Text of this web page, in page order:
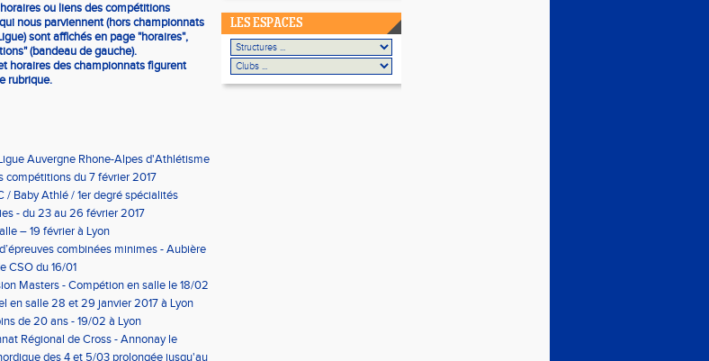
ou liens des compétitions
nous parviennent (hors championnats
sont affichés en page "horaires",
(bandeau de gauche).
horaires des championnats figurent
rubrique.
Auvergne Rhone-Alpes d'Athlétisme
compétitions du 7 février 2017
/ Baby Athlé / 1er degré spécialités
- du 23 au 26 février 2017
– 19 février à Lyon
combinées minimes - Aubière
CSO du 16/01
Masters - Compétion en salle le 18/02
en salle 28 et 29 janvier 2017 à Lyon
de 20 ans - 19/02 à Lyon
Régional de Cross - Annonay le
des 4 et 5/03 prolongée jusqu'au
LES ESPACES